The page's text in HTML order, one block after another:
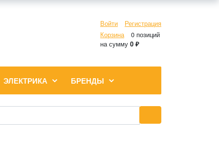
Войти
Регистрация
Корзина
0 позиций
на сумму 0 ₽
ЭЛЕКТРИКА БРЕНДЫ